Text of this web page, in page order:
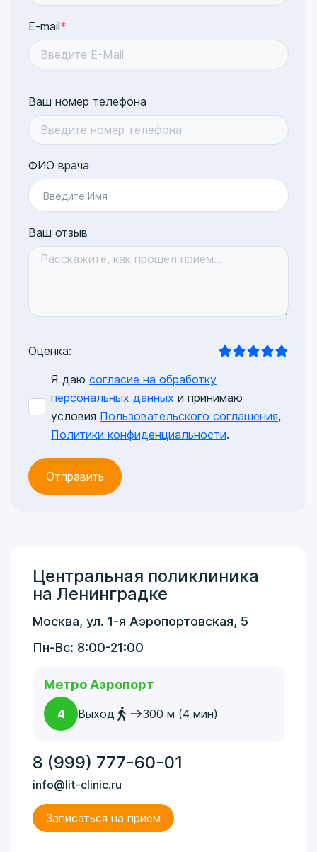
E-mail*
Ваш номер телефона
ФИО врача
Введите Имя
Оценка:
Ваш отзыв
Я даю согласие на обработку
персональных данных и принимаю
условия Пользовательского соглашения,
Политики конфиденциальности.
Центральная поликлиника
на Ленинградке
Москва, ул. 1-я Аэропортовская, 5
Пн-Вс: 8:00-21:00
Метро Аэропорт
4 Выход 300 м (4 мин)
8 (999) 777-60-01
info@lit-clinic.ru
Записаться на прием